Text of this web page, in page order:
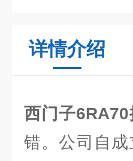
详情介绍
西门子
错。公司自